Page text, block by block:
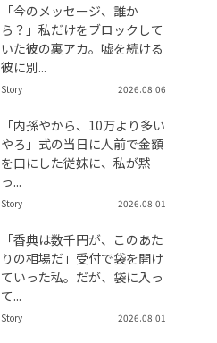
「今のメッセージ、誰か
ら？」私だけをブロックして
いた彼の裏アカ。嘘を続ける
彼に別...
Story 2026.08.06
「内孫やから、10万より多い
やろ」式の当日に人前で金額
を口にした従妹に、私が黙
っ...
Story 2026.08.01
「香典は数千円が、このあた
りの相場だ」受付で袋を開け
ていった私。だが、袋に入っ
て...
Story 2026.08.01